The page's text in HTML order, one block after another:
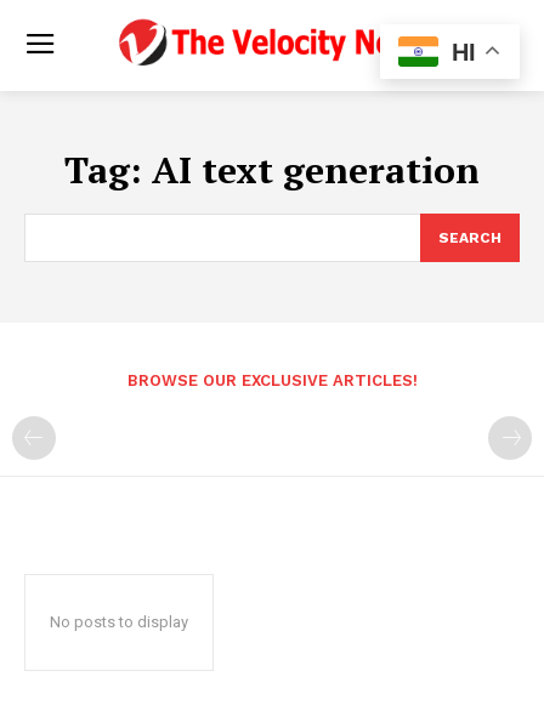
Tag: AI text generation
SEARCH
BROWSE OUR EXCLUSIVE ARTICLES!
No posts to display
HI